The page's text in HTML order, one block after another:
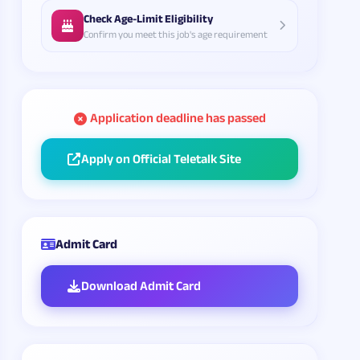
Check Age-Limit Eligibility
Confirm you meet this job's age requirement
Application deadline has passed
Apply on Official Teletalk Site
Admit Card
Download Admit Card